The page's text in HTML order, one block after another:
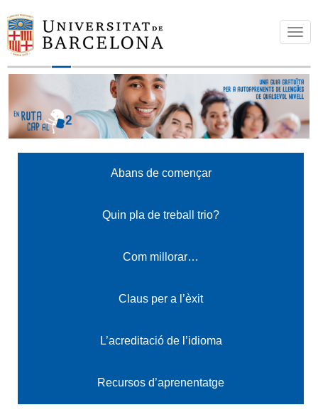
T
g
g
e
n
Abans de començar
Quin pla de treball trio?
Com millorar…
Claus per a l’èxit
L’acreditació de l’idioma
Recursos d’aprenentatge